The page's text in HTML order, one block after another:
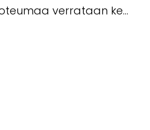
verrataan ke...